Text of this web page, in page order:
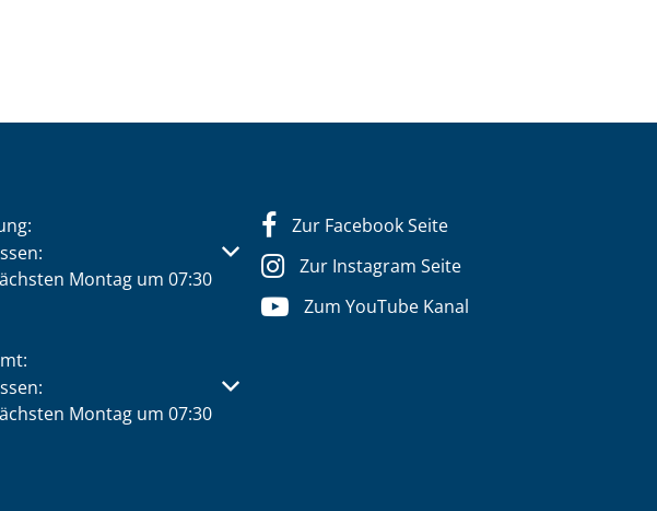
weitere Öffnungs- oder Schließzeiten auszublenden
Montag um 07:30
weitere Öffnungs- oder Schließzeiten auszublenden
Montag um 07:30
Zur Facebook Seite
Zur Instagram Seite
Zum YouTube Kanal